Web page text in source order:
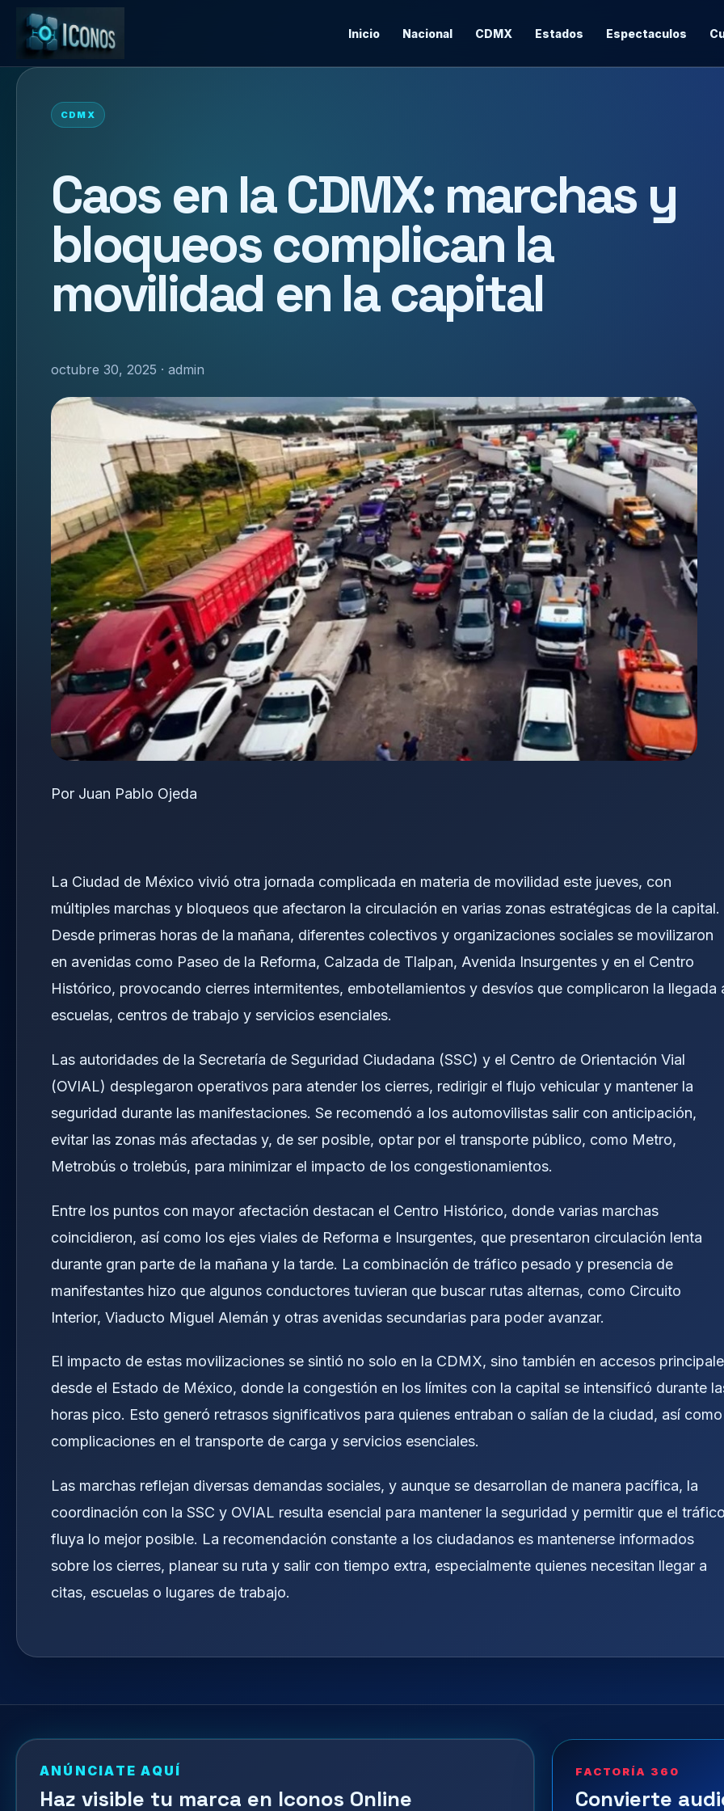
Inicio Nacional CDMX Estados Espectaculos
CDMX
Caos en la CDMX: marchas y
bloqueos complican la
movilidad en la capital
octubre 30, 2025 · admin
Por Juan Pablo Ojeda
La Ciudad de México vivió otra jornada complicada en materia de movilidad este jueves, con
múltiples marchas y bloqueos que afectaron la circulación en varias zonas estratégicas de la capital.
Desde primeras horas de la mañana, diferentes colectivos y organizaciones sociales se movilizaron
en avenidas como Paseo de la Reforma, Calzada de Tlalpan, Avenida Insurgentes y en el Centro
Histórico, provocando cierres intermitentes, embotellamientos y desvíos que complicaron la llegada
escuelas, centros de trabajo y servicios esenciales.
Las autoridades de la Secretaría de Seguridad Ciudadana (SSC) y el Centro de Orientación Vial
(OVIAL) desplegaron operativos para atender los cierres, redirigir el flujo vehicular y mantener la
seguridad durante las manifestaciones. Se recomendó a los automovilistas salir con anticipación,
evitar las zonas más afectadas y, de ser posible, optar por el transporte público, como Metro,
Metrobús o trolebús, para minimizar el impacto de los congestionamientos.
Entre los puntos con mayor afectación destacan el Centro Histórico, donde varias marchas
coincidieron, así como los ejes viales de Reforma e Insurgentes, que presentaron circulación lenta
durante gran parte de la mañana y la tarde. La combinación de tráfico pesado y presencia de
manifestantes hizo que algunos conductores tuvieran que buscar rutas alternas, como Circuito
Interior, Viaducto Miguel Alemán y otras avenidas secundarias para poder avanzar.
El impacto de estas movilizaciones se sintió no solo en la CDMX, sino también en accesos
desde el Estado de México, donde la congestión en los límites con la capital se intensificó durante
horas pico. Esto generó retrasos significativos para quienes entraban o salían de la ciudad, así como
complicaciones en el transporte de carga y servicios esenciales.
Las marchas reflejan diversas demandas sociales, y aunque se desarrollan de manera pacífica, la
coordinación con la SSC y OVIAL resulta esencial para mantener la seguridad y permitir que el
fluya lo mejor posible. La recomendación constante a los ciudadanos es mantenerse informados
sobre los cierres, planear su ruta y salir con tiempo extra, especialmente quienes necesitan llegar a
citas, escuelas o lugares de trabajo.
ANÚNCIATE AQUÍ
Haz visible tu marca en Iconos Online
FACTORÍA 360
Convierte